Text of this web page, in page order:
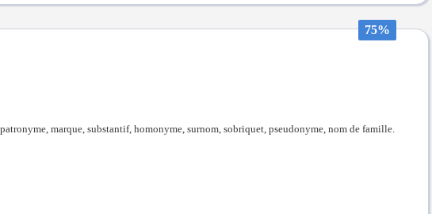
75%
marque, substantif, homonyme, surnom, sobriquet, pseudonyme, nom de famille.